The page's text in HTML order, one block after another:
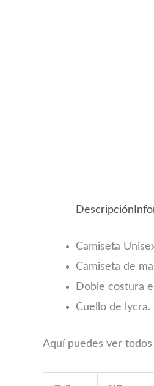
Descripción
Camiseta
Camiseta de
Doble costura
Cuello de lycra.
Aquí puedes ver